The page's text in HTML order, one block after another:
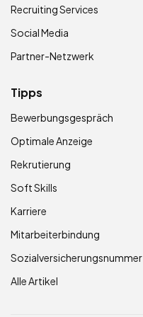
Recruiting Services
Social Media
Partner-Netzwerk
Tipps
Bewerbungsgespräch
Optimale Anzeige
Rekrutierung
Soft Skills
Karriere
Mitarbeiterbindung
Sozialversicherungsnummer
Alle Artikel